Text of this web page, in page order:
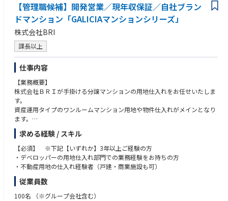
土地や物件の売買を仲介し土地や建物を売りたい、買いたいというお客様
をマッチングさせ、取引をまとめる仕事です。
【管理職候補】開発営業／現年収保証／自社ブラン
ドマンション「GALICIAマンションシリーズ」
株式会社BRI
課長以上
仕事内容
【業務概要】
株式会社ＢＲＩが手掛ける分譲マンションの用地仕入れをお任せいたしま
す。
資産運用タイプのワンルームマンション用地や物件仕入れがメインとなり
ます。
【業務詳細】
・用地取得（23区のみ）
・調査業務
・商品企画
関係業者や同業者との信頼関係を構築しながらタイムリーな土地情報を収
集巣ていただきます。
求める経験 / スキル
【必須】 ※下記【いずれか】3年以上ご経験の方
・デベロッパーの用地仕入れ部門での業務経験をお持ちの方
・不動産用地の仕入れ経験者（戸建・商業施設も可）
従業員数
100名 （※グループ会社含む）